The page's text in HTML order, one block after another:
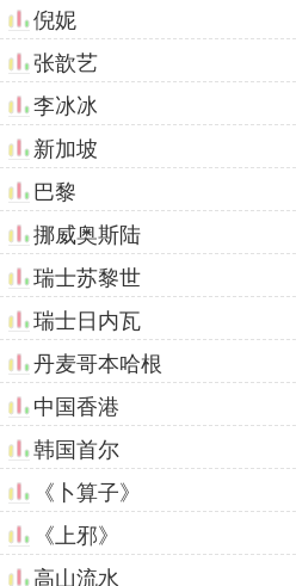
倪妮
张歆艺
李冰冰
新加坡
巴黎
挪威奥斯陆
瑞士苏黎世
瑞士日内瓦
丹麦哥本哈根
中国香港
韩国首尔
《卜算子》
《上邪》
高山流水